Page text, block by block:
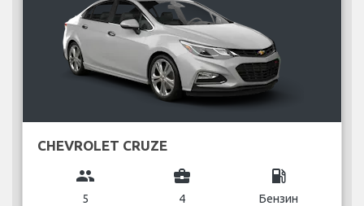
CHEVROLET CRUZE
group
5
business_center
4
local_gas_station
Бензин